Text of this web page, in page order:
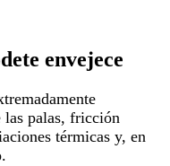
envejece
las palas, fricción
térmicas y, en